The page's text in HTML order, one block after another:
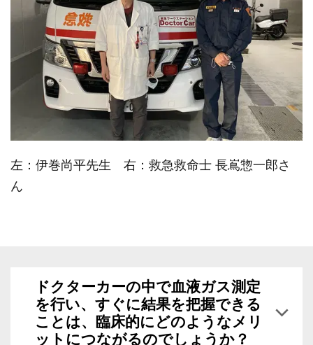
左：伊巻尚平先生 右：救急救命士 長嶌惣一郎さ
ん
ドクターカーの中で血液ガス測定
を行い、すぐに結果を把握できる
ことは、臨床的にどのようなメリ
ットにつながるのでしょうか？